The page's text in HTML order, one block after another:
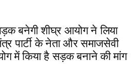
बनेगी शीघ्र आयोग ने लिया
पार्टी के नेता और समाजसेवी
में किया है सड़क बनाने की मांग